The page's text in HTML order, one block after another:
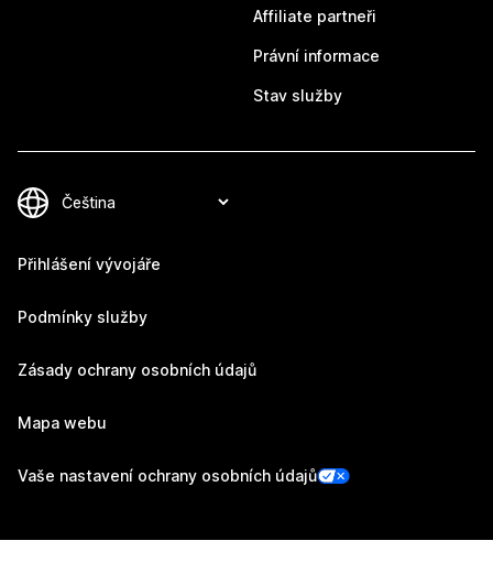
Affiliate partneři
Právní informace
Stav služby
Přihlášení vývojáře
Podmínky služby
Zásady ochrany osobních údajů
Mapa webu
Vaše nastavení ochrany osobních údajů